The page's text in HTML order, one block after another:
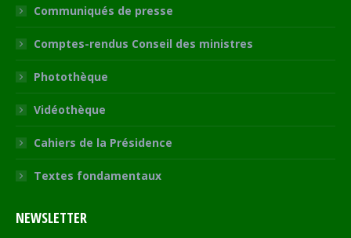
Communiqués de presse
Comptes-rendus Conseil des ministres
Photothèque
Vidéothèque
Cahiers de la Présidence
Textes fondamentaux
NEWSLETTER